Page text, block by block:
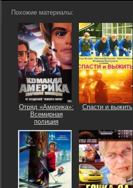
Похожие материалы:
Отряд «Америка»:
Всемирная
полиция
Спасти и выжить